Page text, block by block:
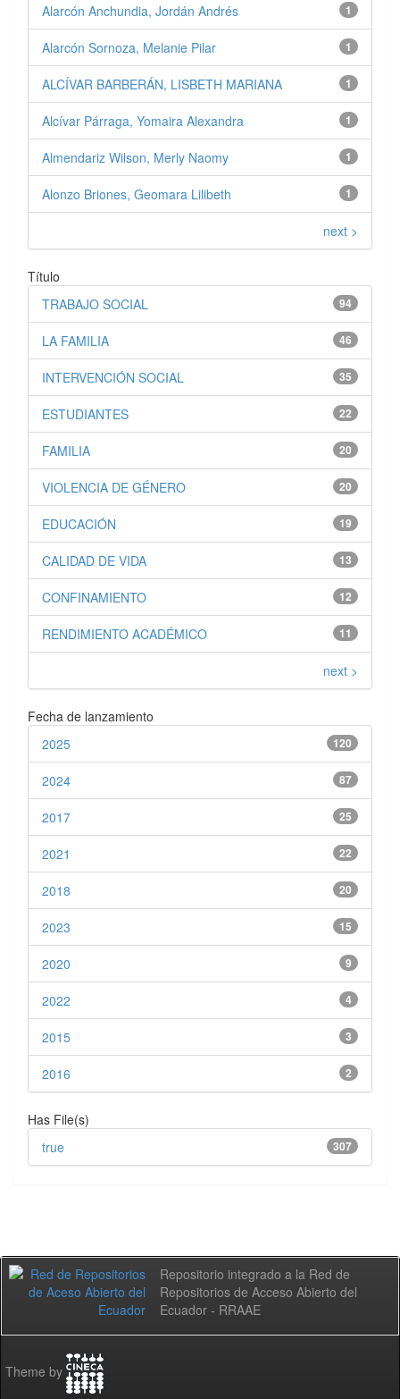
1
Alarcón Anchundia, Jordán Andrés
1
Alarcón Sornoza, Melanie Pilar
1
ALCÍVAR BARBERÁN, LISBETH MARIANA
1
Alcívar Párraga, Yomaira Alexandra
1
Almendariz Wilson, Merly Naomy
1
Alonzo Briones, Geomara Lilibeth
next >
Título
94
TRABAJO SOCIAL
46
LA FAMILIA
35
INTERVENCIÓN SOCIAL
22
ESTUDIANTES
20
FAMILIA
20
VIOLENCIA DE GÉNERO
19
EDUCACIÓN
13
CALIDAD DE VIDA
12
CONFINAMIENTO
11
RENDIMIENTO ACADÉMICO
next >
Fecha de lanzamiento
120
2025
87
2024
25
2017
22
2021
20
2018
15
2023
9
2020
4
2022
3
2015
2
2016
Has File(s)
307
true
Repositorio integrado a la Red de
Repositorios de Acceso Abierto del
Ecuador - RRAAE
Theme by